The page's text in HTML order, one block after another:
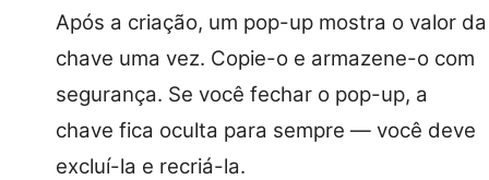
Após a criação, um pop-up mostra o valor da
chave uma vez. Copie-o e armazene-o com
segurança. Se você fechar o pop-up, a
chave fica oculta para sempre — você deve
excluí-la e recriá-la.